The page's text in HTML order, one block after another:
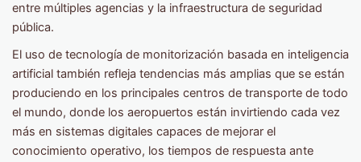
entre múltiples agencias y la infraestructura de seguridad
pública.
El uso de tecnología de monitorización basada en inteligencia
artificial también refleja tendencias más amplias que se están
produciendo en los principales centros de transporte de todo
el mundo, donde los aeropuertos están invirtiendo cada vez
más en sistemas digitales capaces de mejorar el
conocimiento operativo, los tiempos de respuesta ante